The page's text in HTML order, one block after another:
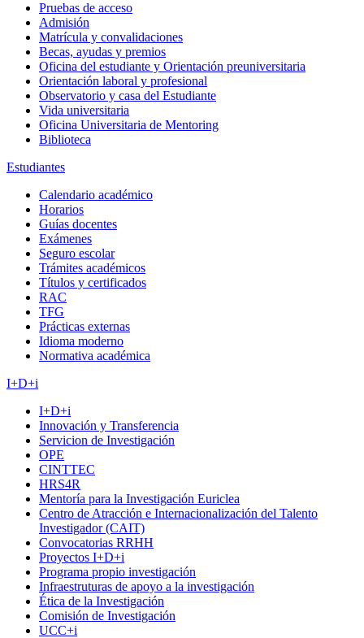
Pruebas de acceso
Admisión
Matrícula y convalidaciones
Becas, ayudas y premios
Oficina del estudiante y Orientación preuniversitaria
Orientación laboral y profesional
Observatorio y casa del Estudiante
Vida universitaria
Oficina Universitaria de Mentoring
Biblioteca
Estudiantes
Calendario académico
Horarios
Guías docentes
Exámenes
Seguro escolar
Trámites académicos
Títulos y certificados
RAC
TFG
Prácticas externas
Idioma moderno
Normativa académica
I+D+i
I+D+i
Innovación y Transferencia
Servicion de Investigación
OPE
CINTTEC
HRS4R
Mentoría para la Investigación Euriclea
Centro de Atracción e Internacionalización del Talento
Investigador (CAIT)
Convocatorias RRHH
Proyectos I+D+i
Programa propio investigación
Infraestruturas de apoyo a la investigación
Ética de la Investigación
Comisión de Investigación
UCC+i